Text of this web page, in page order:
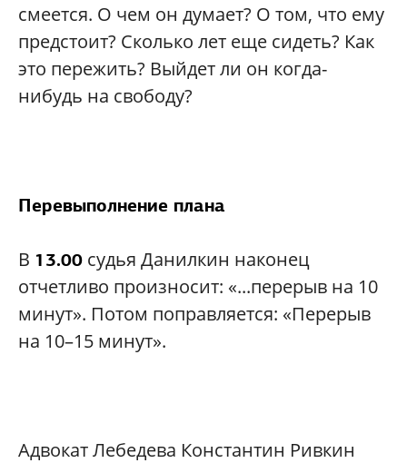
смеется. О чем он думает? О том, что ему
предстоит? Сколько лет еще сидеть? Как
это пережить? Выйдет ли он когда-
нибудь на свободу?
Перевыполнение плана
В 13.00 судья Данилкин наконец
отчетливо произносит: «...перерыв на 10
минут». Потом поправляется: «Перерыв
на 10–15 минут».
Адвокат Лебедева Константин Ривкин